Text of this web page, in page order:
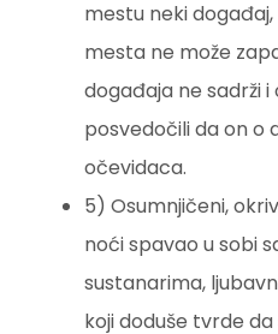
mestu neki
mesta ne može
događaja ne sadrži
posvedočili da on o
očevidaca.
5) Osumnjičeni,
noći spavao u sobi
sustanarima,
koji doduše tvrde da